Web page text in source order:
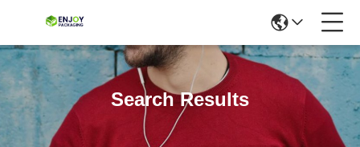
Search Results